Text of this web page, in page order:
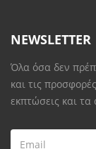
NEWSLETTER
Όλα όσα δεν
και τις
εκπτώσεις και